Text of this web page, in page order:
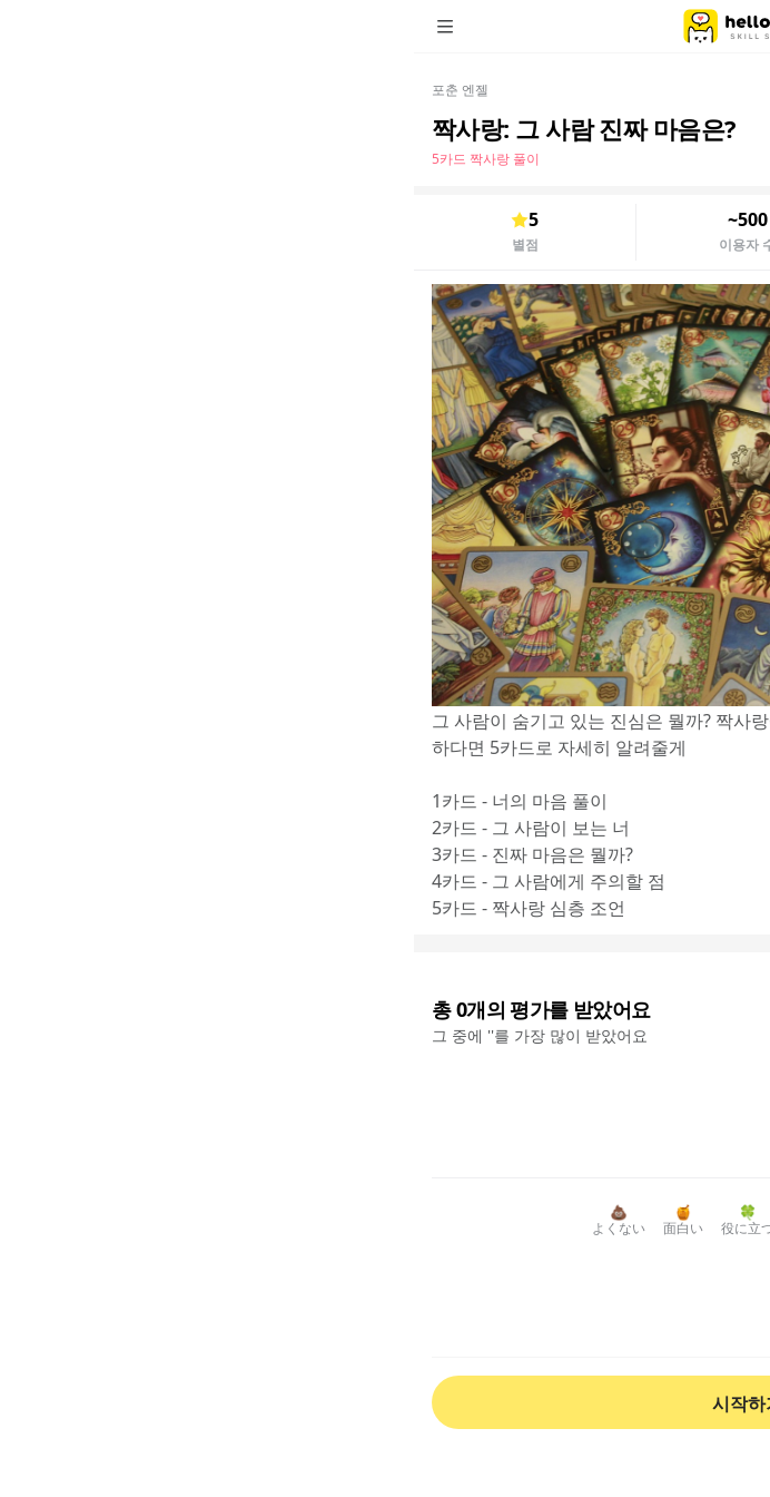
포춘 엔젤
짝사랑: 그 사람 진짜 마음은?
5카드 짝사랑 풀이
5
별점
~500
이용자
그 사람이 숨기고 있는 진심은 뭘까? 짝사
하다면 5카드로 자세히 알려줄게
1카드 - 너의 마음 풀이
2카드 - 그 사람이 보는 너
3카드 - 진짜 마음은 뭘까?
4카드 - 그 사람에게 주의할 점
5카드 - 짝사랑 심층 조언
총0개의 평가를 받았어요
그 중에 ''를 가장 많이 받았어요
💩
よくない
🍯
面白い
🍀
役に立
시작하